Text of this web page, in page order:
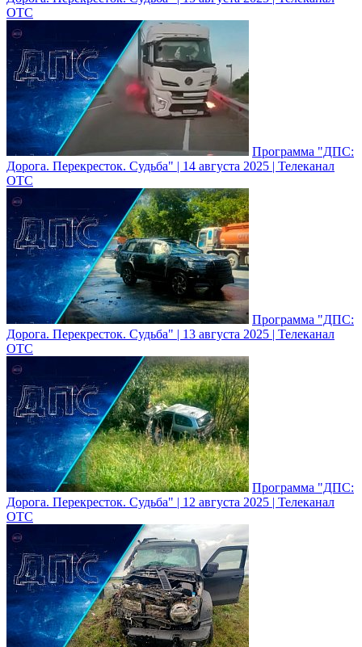
ОТС
Программа "ДПС:
Дорога. Перекресток. Судьба" | 14 августа 2025 | Телеканал
ОТС
Программа "ДПС:
Дорога. Перекресток. Судьба" | 13 августа 2025 | Телеканал
ОТС
Программа "ДПС:
Дорога. Перекресток. Судьба" | 12 августа 2025 | Телеканал
ОТС